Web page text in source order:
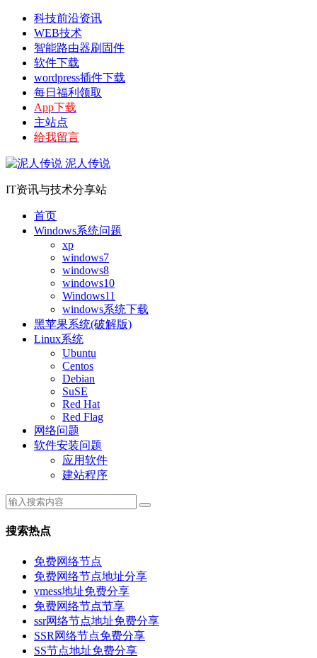
科技前沿资讯
WEB技术
智能路由器刷固件
软件下载
wordpress插件下载
每日福利领取
App下载
主站点
给我留言
泥人传说
IT资讯与技术分享站
首页
Windows系统问题
xp
windows7
windows8
windows10
Windows11
windows系统下载
黑苹果系统(破解版)
Linux系统
Ubuntu
Centos
Debian
SuSE
Red Hat
Red Flag
网络问题
软件安装问题
应用软件
建站程序
搜索热点
免费网络节点
免费网络节点地址分享
vmess地址免费分享
免费网络节点节享
ssr网络节点地址免费分享
SSR网络节点免费分享
SS节点地址免费分享